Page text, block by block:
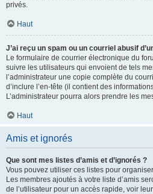
privés.
Haut
J’ai reçu un spam ou un courriel abusif
Le formulaire de courrier électronique du
suivre les utilisateurs qui envoient de tels
l’administrateur une copie complète du
d’inclure l’en-tête (il contient des
L’administrateur pourra alors prendre les
Haut
Amis et ignorés
Que sont mes listes d’amis et d’ignorés ?
Vous pouvez utiliser ces listes pour
Les membres ajoutés à votre liste d’amis
de l’utilisateur pour un accès rapide, voir